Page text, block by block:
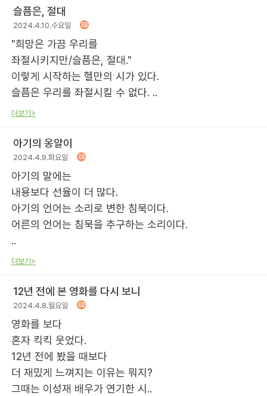
슬픔은, 절대
2024.4.10.수요일
"희망은 가끔 우리를
좌절시키지만/슬픔은, 절대."
이렇게 시작하는 헬만의 시가 있다.
슬픔은 우리를 좌절시킬 수 없다. ..
더보기>
아기의 옹알이
2024.4.9.화요일
아기의 말에는
내용보다 선율이 더 많다.
아기의 언어는 소리로 변한 침묵이다.
어른의 언어는 침묵을 추구하는 소리이다.
..
더보기>
12년 전에 본 영화를 다시 보니
2024.4.8.월요일
영화를 보다
혼자 킥킥 웃었다.
12년 전에 봤을 때보다
더 재밌게 느껴지는 이유는 뭐지?
그때는 이성재 배우가 연기한 시..